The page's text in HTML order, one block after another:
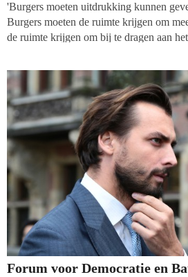
'Burgers moeten uitdrukking kunnen
Burgers moeten de ruimte krijgen om
de ruimte krijgen om bij te dragen aan
Forum voor Democratie en